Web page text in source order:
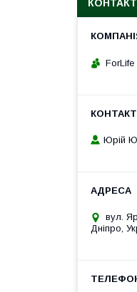
ForLife
Юрій
вул.
Дніпро,